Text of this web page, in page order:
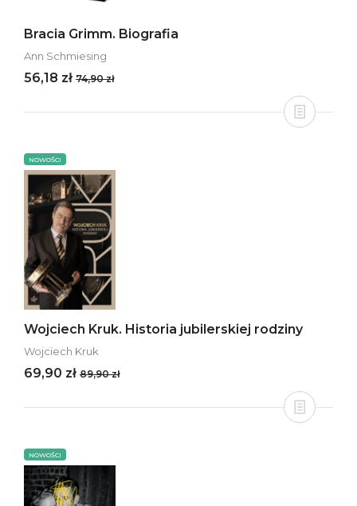
Bracia Grimm. Biografia
Ann Schmiesing
56,18 zł 74,90 zł
NOWOŚCI
Wojciech Kruk. Historia jubilerskiej rodziny
Wojciech Kruk
69,90 zł 89,90 zł
NOWOŚCI